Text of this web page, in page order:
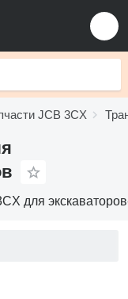
JCB 3CX
для